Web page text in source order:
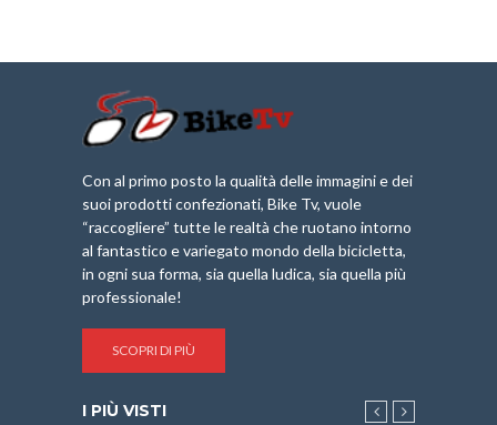
Con al primo posto la qualità delle immagini e dei
suoi prodotti confezionati, Bike Tv, vuole
“raccogliere” tutte le realtà che ruotano intorno
al fantastico e variegato mondo della bicicletta,
in ogni sua forma, sia quella ludica, sia quella più
professionale!
SCOPRI DI PIÙ
I PIÙ VISTI